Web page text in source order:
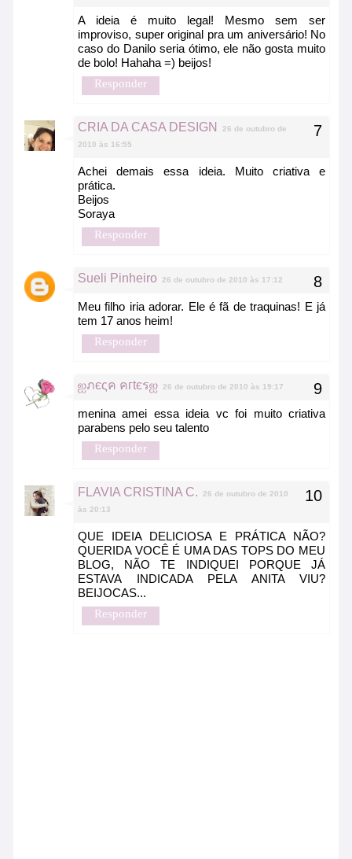
A ideia é muito legal! Mesmo sem ser
improviso, super original pra um aniversário! No
caso do Danilo seria ótimo, ele não gosta muito
de bolo! Hahaha =) beijos!
Responder
CRIA DA CASA DESIGN
26 de outubro de
2010 às 16:55
Achei demais essa ideia. Muito criativa e
prática.
Beijos
Soraya
Responder
Sueli Pinheiro 26 de outubro de 2010 às 17:12
Meu filho iria adorar. Ele é fã de traquinas! E já
tem 17 anos heim!
Responder
ஐภєςค คгtєรஐ 26 de outubro de 2010 às 19:17
menina amei essa ideia vc foi muito criativa
parabens pelo seu talento
Responder
FLAVIA CRISTINA C.
26 de outubro de 2010
às 20:13
QUE IDEIA DELICIOSA E PRÁTICA NÃO?
QUERIDA VOCÊ É UMA DAS TOPS DO MEU
BLOG, NÃO TE INDIQUEI PORQUE JÁ
ESTAVA INDICADA PELA ANITA VIU?
BEIJOCAS...
Responder